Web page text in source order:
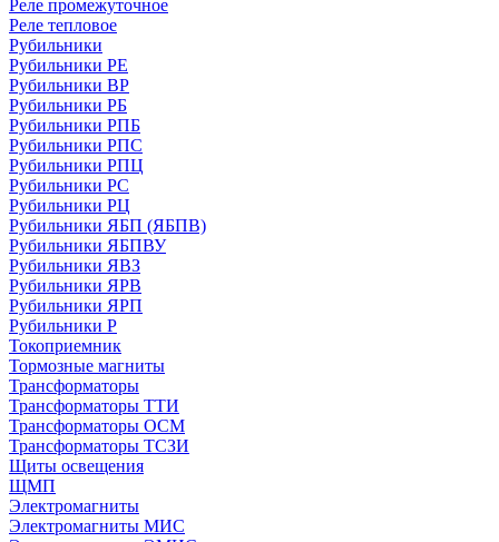
Реле промежуточное
Реле тепловое
Рубильники
Рубильники РЕ
Рубильники ВР
Рубильники РБ
Рубильники РПБ
Рубильники РПС
Рубильники РПЦ
Рубильники РС
Рубильники РЦ
Рубильники ЯБП (ЯБПВ)
Рубильники ЯБПВУ
Рубильники ЯВЗ
Рубильники ЯРВ
Рубильники ЯРП
Рубильники Р
Токоприемник
Тормозные магниты
Трансформаторы
Трансформаторы ТТИ
Трансформаторы ОСМ
Трансформаторы ТСЗИ
Щиты освещения
ЩМП
Электромагниты
Электромагниты МИС